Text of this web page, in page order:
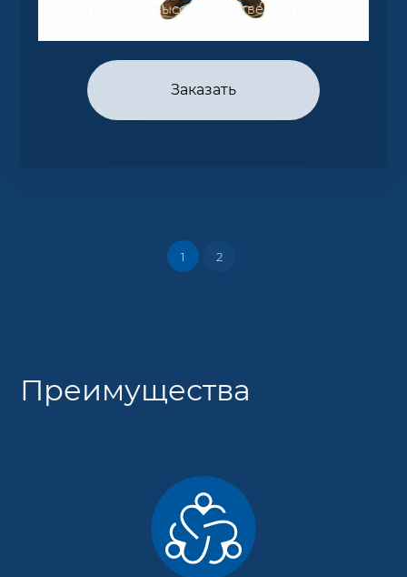
натурального высококачественного сырья.
Заказать
1 2
Преимущества